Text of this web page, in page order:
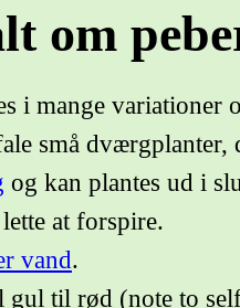
om
i mange variationer
små
og kan plantes ud i
at forspire.
vand.
til rød (note to